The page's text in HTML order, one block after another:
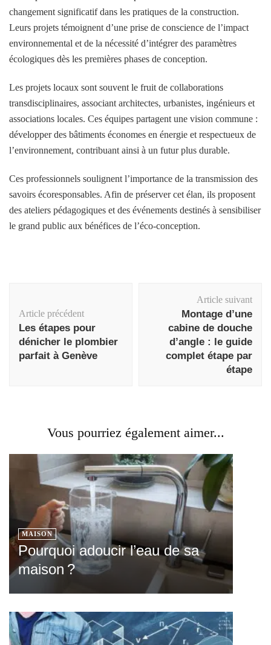
changement significatif dans les pratiques de la construction.
Leurs projets témoignent d’une prise de conscience de l’impact
environnemental et de la nécessité d’intégrer des paramètres
écologiques dès les premières phases de conception.
Les projets locaux sont souvent le fruit de collaborations
transdisciplinaires, associant architectes, urbanistes, ingénieurs et
associations locales. Ces équipes partagent une vision commune :
développer des bâtiments économes en énergie et respectueux de
l’environnement, contribuant ainsi à un futur plus durable.
Ces professionnels soulignent l’importance de la transmission des
savoirs écoresponsables. Afin de préserver cet élan, ils proposent
des ateliers pédagogiques et des événements destinés à sensibiliser
le grand public aux bénéfices de l’éco-conception.
d'article
Article précédent
Les étapes pour
dénicher le plombier
parfait à Genève
Article suivant
Montage d’une
cabine de douche
d’angle : le guide
complet étape par
étape
Vous pourriez également aimer...
MAISON
Pourquoi adoucir l’eau de sa
maison ?